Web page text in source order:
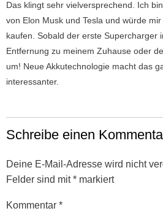
Das klingt sehr vielversprechend. Ich
von Elon Musk und Tesla und würde
kaufen. Sobald der erste Supercharger
Entfernung zu meinem Zuhause oder
um! Neue Akkutechnologie macht das
interessanter.
Schreibe einen
Deine E-Mail-Adresse wird nicht
Felder sind mit* markiert
Kommentar *